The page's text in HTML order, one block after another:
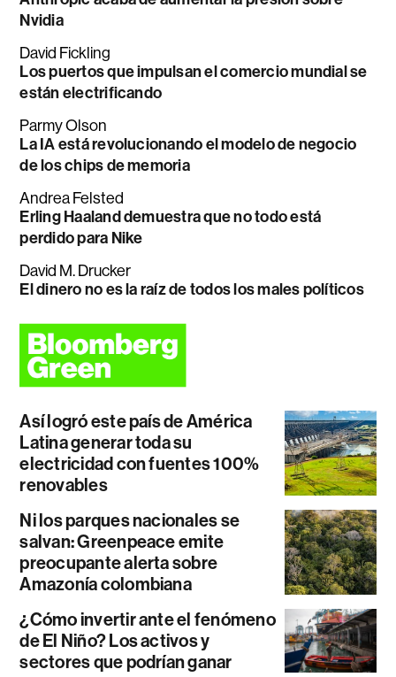
Nvidia
David Fickling
Los puertos que impulsan el comercio mundial se
están electrificando
Parmy Olson
La IA está revolucionando el modelo de negocio
de los chips de memoria
Andrea Felsted
Erling Haaland demuestra que no todo está
perdido para Nike
David M. Drucker
El dinero no es la raíz de todos los males políticos
Así logró este país de América
Latina generar toda su
electricidad con fuentes 100%
renovables
Ni los parques nacionales se
salvan: Greenpeace emite
preocupante alerta sobre
Amazonía colombiana
¿Cómo invertir ante el fenómeno
de El Niño? Los activos y
sectores que podrían ganar